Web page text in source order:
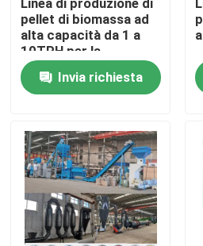
Prodotti
Mostra VR
Linea di produzione di
pellet di biomassa ad
alta capacità da 1 a
10TPH per la
produzione di pezzetti
di legno di paglia di
pino
Invia richiesta